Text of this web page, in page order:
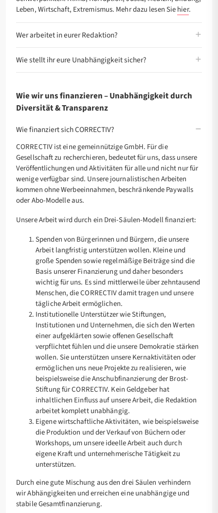
Leben, Wirtschaft, Extremismus. Mehr dazu lesen Siehier.
Wer arbeitet in eurer Redaktion?
Wie stellt ihr eure Unabhängigkeit sicher?
Wie wir uns finanzieren – Unabhängigkeit durch
Diversität & Transparenz
Wie finanziert sich CORRECTIV?
CORRECTIV ist eine gemeinnützige GmbH. Für die
Gesellschaft zu recherchieren, bedeutet für uns, dass unsere
Veröffentlichungen und Aktivitäten für alle und nicht nur für
wenige verfügbar sind. Unsere journalistischen Arbeiten
kommen ohne Werbeeinnahmen, beschränkende Paywalls
oder Abo-Modelle aus.
Unsere Arbeit wird durch ein Drei-Säulen-Modell finanziert:
Spenden von Bürgerinnen und Bürgern, die unsere
Arbeit langfristig unterstützen wollen. Kleine und
große Spenden sowie regelmäßige Beiträge sind die
Basis unserer Finanzierung und daher besonders
wichtig für uns. Es sind mittlerweile über zehntausend
Menschen, die CORRECTIV damit tragen und unsere
tägliche Arbeit ermöglichen.
Institutionelle Unterstützer wie Stiftungen,
Institutionen und Unternehmen, die sich den Werten
einer aufgeklärten sowie offenen Gesellschaft
verpflichtet fühlen und die unsere Demokratie stärken
wollen. Sie unterstützen unsere Kernaktivitäten oder
ermöglichen uns neue Projekte zu realisieren, wie
beispielsweise die Anschubfinanzierung der Brost-
Stiftung für CORRECTIV. Kein Geldgeber hat
inhaltlichen Einfluss auf unsere Arbeit, die Redaktion
arbeitet komplett unabhängig.
Eigene wirtschaftliche Aktivitäten, wie beispielsweise
die Produktion und der Verkauf von Büchern oder
Workshops, um unsere ideelle Arbeit auch durch
eigene Kraft und unternehmerische Tätigkeit zu
unterstützen.
Durch eine gute Mischung aus den drei Säulen verhindern
wir Abhängigkeiten und erreichen eine unabhängige und
stabile Gesamtfinanzierung.